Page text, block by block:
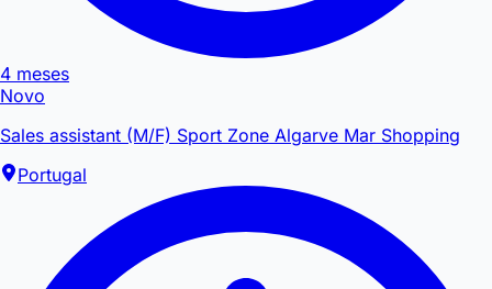
4 meses
Novo
Sales assistant (M/F) Sport Zone Algarve Mar Shopping
Portugal